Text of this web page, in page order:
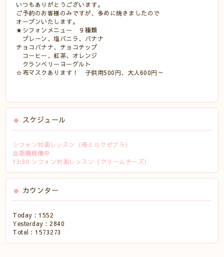
いつもありがとうございます。
ご予約のお客様のみですが、多めに焼きましたので
オープンいたします。
★シフォンメニュー ９種類
プレーン、塩バニラ、バナナ
チョコバナナ、チョコチップ
コーヒー、紅茶、オレンジ
クランベリーヨーグルト
☆布マスクあります！ 子供用500円、大人600円～
スケジュール
シフォン対面レッスン（苺ミルクゼブラ）
自販機稼働中
13:30 シフォン対面レッスン（クリームチーズ）
カウンター
Today : 1552
Yesterday : 2840
Total : 1573273